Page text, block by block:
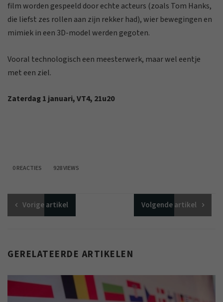
film worden gespeeld door echte acteurs (zoals Tom Hanks,
die liefst zes rollen aan zijn rekker had), wier bewegingen en
mimiek in een 3D-model werden gegoten.
Vooral technologisch een meesterwerk, maar wel eentje
met een ziel.
Zaterdag 1 januari, VT4, 21u20
0 REACTIES 928 VIEWS
Vorigeartikel Volgendeartikel
GERELATEERDE ARTIKELEN